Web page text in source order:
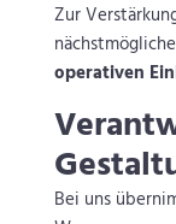
Zur
operativen
Bei uns